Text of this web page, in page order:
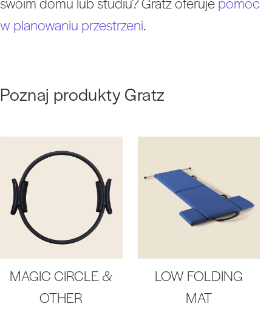
w planowaniu przestrzeni.
Poznaj produkty Gratz
MAGIC CIRCLE &
OTHER
LOW FOLDING
MAT